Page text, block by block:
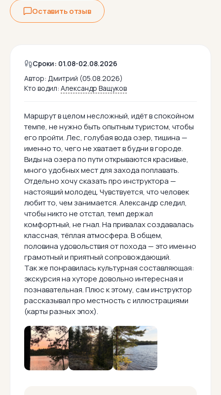
Оставить отзыв
Сроки: 01.08-02.08.2026
Автор: Дмитрий (05.08.2026)
Кто водил: Александр Ващуков
Маршрут в целом несложный, идёт в спокойном
темпе, не нужно быть опытным туристом, чтобы
его пройти. Лес, голубая вода озер, тишина —
именно то, чего не хватает в будни в городе.
Виды на озера по пути открываются красивые,
много удобных мест для захода поплавать.
Отдельно хочу сказать про инструктора —
настоящий молодец. Чувствуется, что человек
любит то, чем занимается. Александр следил,
чтобы никто не отстал, темп держал
комфортный, не гнал. На привалах создавалась
классная, тёплая атмосфера. В общем,
половина удовольствия от похода — это именно
грамотный и приятный сопровождающий.
Так же понравилась культурная составляющая:
экскурсия на хуторе довольно интересная и
познавательная. Плюс к этому, сам инструктор
рассказывал про местность с иллюстрациями
(карты разных эпох).